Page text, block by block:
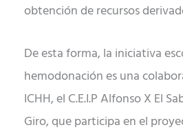
obtención de recursos
De esta forma, la iniciativa
hemodonación es una
ICHH, el C.E.I.P Alfonso X El
Giro, que participa en el